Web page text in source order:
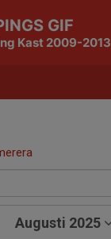
GIF
Kast 2009-2013
Augusti 2025